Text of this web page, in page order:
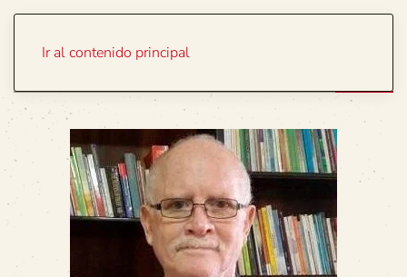
Ir al contenido principal